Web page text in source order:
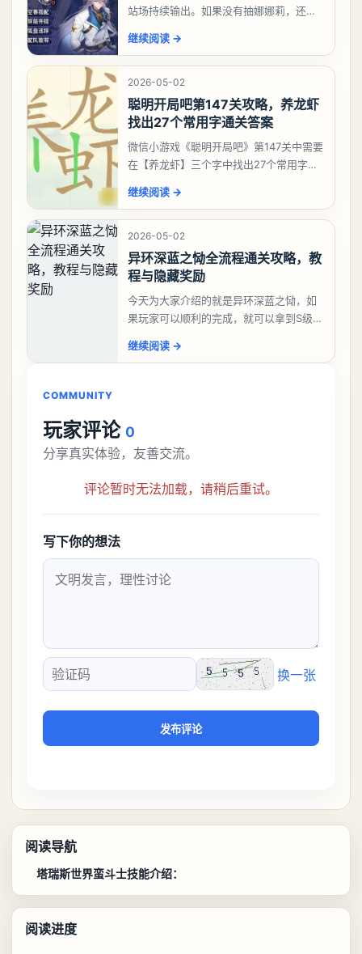
站场持续输出。如果没有抽娜娜莉，还没
有娜娜莉缺另外一个二队C想打深渊也可以
考虑养个白藏
继续阅读 →
2026-05-02
聪明开局吧第147关攻略，养龙虾
找出27个常用字通关答案
微信小游戏《聪明开局吧》第147关中需要
在【养龙虾】三个字中找出27个常用字，
大、夫、夰、巾、中、虫、下、虾、卜、
囗、吓、卟、
继续阅读 →
2026-05-02
异环深蓝之恸全流程通关攻略，教
程与隐藏奖励
今天为大家介绍的就是异环深蓝之恸，如
果玩家可以顺利的完成，就可以拿到S级弧
比较高的，对于那些新手玩家并不建议直
继续阅读 →
COMMUNITY
玩家评论 0
分享真实体验，友善交流。
评论暂时无法加载，请稍后重试。
写下你的想法
验证码
换一张
发布评论
阅读导航
塔瑞斯世界蛮斗士技能介绍：
阅读进度